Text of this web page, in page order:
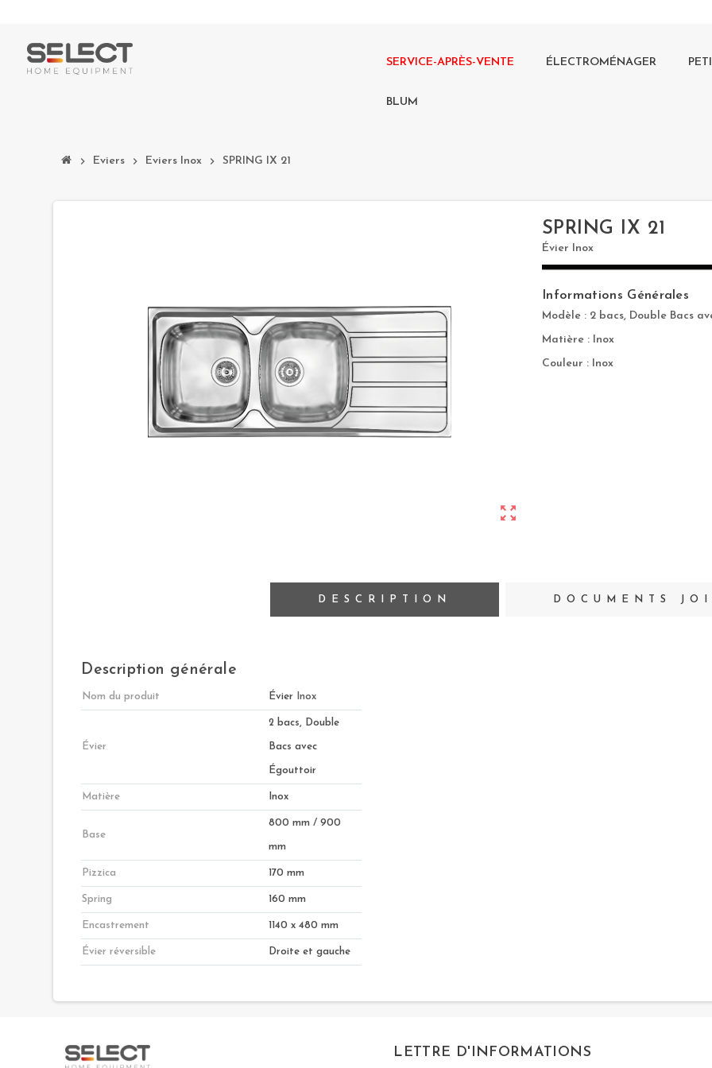
SERVICE-APRÈS-VENTE ÉLECTROMÉNAGER
BLUM
chevron_right Eviers chevron_right Eviers Inox chevron_right SPRING IX 21
zoom_out_map
SPRING IX 21
Évier Inox
Informations Générales
Modèle : 2 bacs, Double Bacs
Matière : Inox
Couleur : Inox
DESCRIPTION DOCUMENTS
Description générale
Nom du produit Évier Inox
Évier
2 bacs, Double
Bacs avec
Égouttoir
Matière Inox
Base
800 mm / 900
mm
Pizzica 170 mm
Spring 160 mm
Encastrement 1140 x 480 mm
Évier réversible Droite et gauche
LETTRE D'INFORMATIONS